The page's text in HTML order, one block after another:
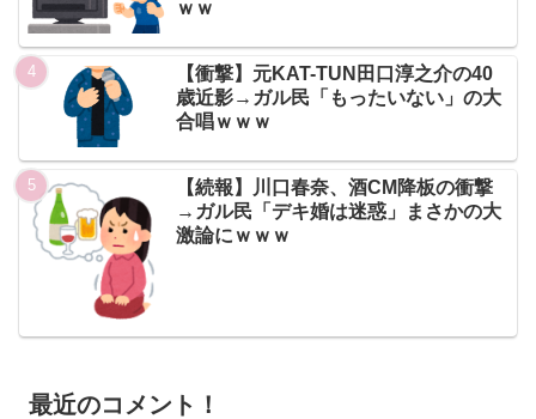
ｗｗ
【衝撃】元KAT-TUN田口淳之介の40
歳近影→ガル民「もったいない」の大
合唱ｗｗｗ
【続報】川口春奈、酒CM降板の衝撃
→ガル民「デキ婚は迷惑」まさかの大
激論にｗｗｗ
最近のコメント！